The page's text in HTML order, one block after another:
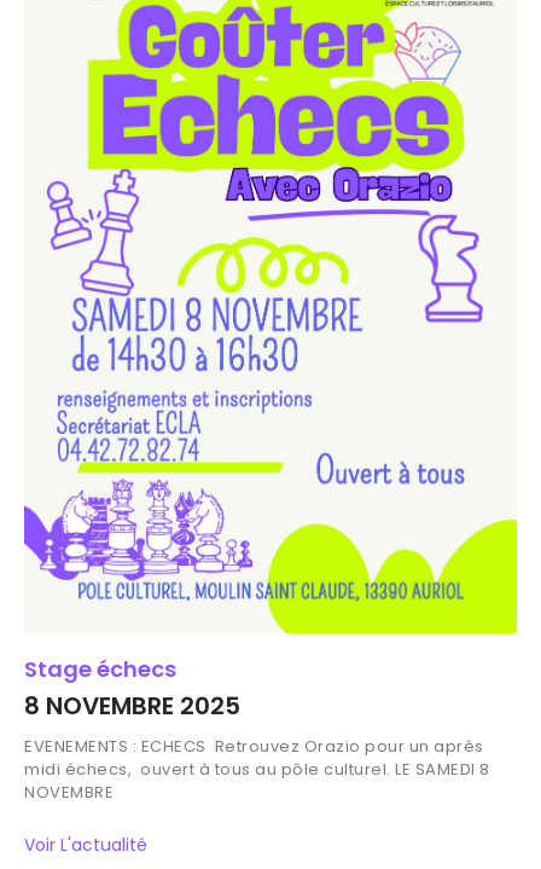
Stage échecs
8 NOVEMBRE 2025
EVENEMENTS : ECHECS Retrouvez Orazio pour un après
midi échecs, ouvert à tous au pôle culturel. LE SAMEDI 8
NOVEMBRE
Voir L'actualité